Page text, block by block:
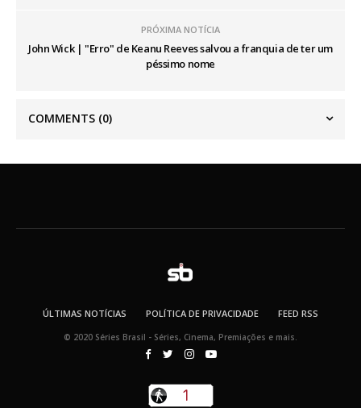
PRÓXIMA NOTÍCIA
John Wick | "Erro" de Keanu Reeves salvou a franquia de ter um
péssimo nome
COMMENTS (0)
ÚLTIMAS NOTÍCIAS POLÍTICA DE PRIVACIDADE FEED RSS
© 2020 Séries Brasil - Séries, Cinema, Premiações e mais.